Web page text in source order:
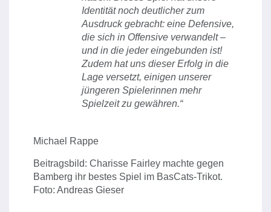
Identität noch deutlicher zum
Ausdruck gebracht: eine Defensive,
die sich in Offensive verwandelt –
und in die jeder eingebunden ist!
Zudem hat uns dieser Erfolg in die
Lage versetzt, einigen unserer
jüngeren Spielerinnen mehr
Spielzeit zu gewähren.“
Michael Rappe
Beitragsbild: Charisse Fairley machte gegen
Bamberg ihr bestes Spiel im BasCats-Trikot.
Foto: Andreas Gieser